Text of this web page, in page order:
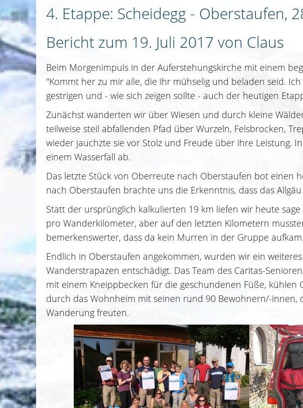
4. Etappe: Scheidegg - Oberstaufen,
Bericht zum 19. Juli 2017 von Claus
Beim Morgenimpuls in der Auferstehungskirche mit einem
"Kommt her zu mir alle, die ihr mühselig und beladen seid.
gestrigen und - wie sich zeigen sollte - auch der heutigen
Zunächst wanderten wir über Wiesen und durch kleine
teilweise steil abfallenden Pfad über Wurzeln, Felsbrocken,
wieder jauchzte sie vor Stolz und Freude über ihre Leistung.
einem Wasserfall ab.
Das letzte Stück von Oberreute nach Oberstaufen bot einen
nach Oberstaufen brachte uns die Erkenntnis, dass das
Statt der ursprünglich kalkulierten 19 km liefen wir heute
pro Wanderkilometer, aber auf den letzten Kilometern
bemerkenswerter, dass da kein Murren in der Gruppe aufkam.
Endlich in Oberstaufen angekommen, wurden wir ein
Wanderstrapazen entschädigt. Das Team des Caritas-
mit einem Kneippbecken für die geschundenen Füße,
durch das Wohnheim mit seinen rund 90 Bewohnern/-
Wanderung freuten.